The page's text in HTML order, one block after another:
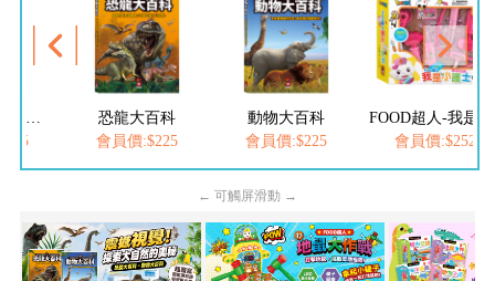
恐龍大百科
會員價:$225
動物大百科
會員價:$225
會員價:$252
← 可觸屏滑動 →